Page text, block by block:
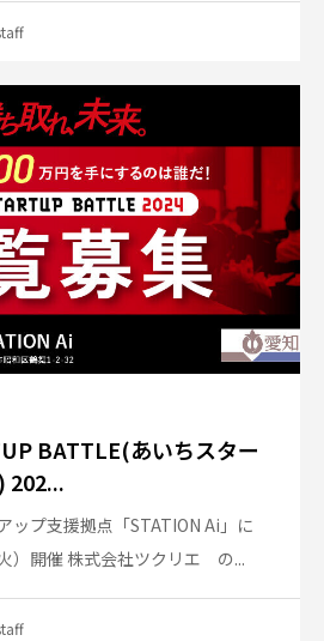
BATTLE(あいちスター
202...
ップ支援拠点「STATION Ai」に
）開催 株式会社ツクリエ の...